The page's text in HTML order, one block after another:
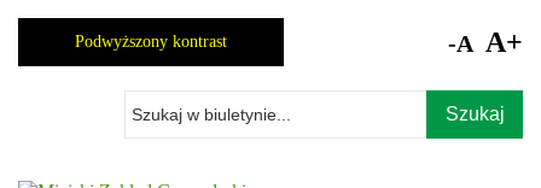
zawartości
Podwyższony kontrast -A A+
szukaną
frazę